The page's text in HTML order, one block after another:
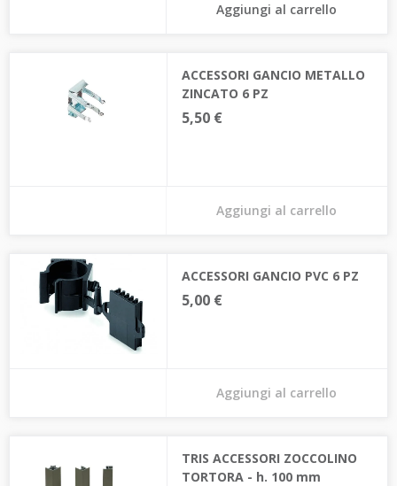
Aggiungi al carrello
ACCESSORI GANCIO METALLO
ZINCATO 6 PZ
5,50 €
Aggiungi al carrello
ACCESSORI GANCIO PVC 6 PZ
5,00 €
Aggiungi al carrello
TRIS ACCESSORI ZOCCOLINO
TORTORA - h. 100 mm